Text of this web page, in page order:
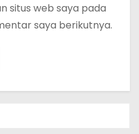
situs web saya pada
saya berikutnya.